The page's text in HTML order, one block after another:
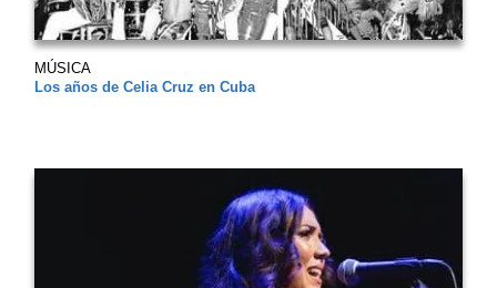
MÚSICA
Los años de Celia Cruz en Cuba